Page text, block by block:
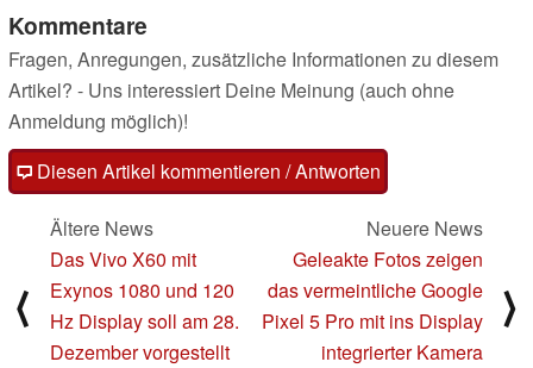
Kommentare
Fragen, Anregungen, zusätzliche Informationen zu diesem
Artikel? - Uns interessiert Deine Meinung (auch ohne
Anmeldung möglich)!
Diesen Artikel kommentieren / Antworten
⟨
Ältere News
Das Vivo X60 mit
Exynos 1080 und 120
Hz Display soll am 28.
Dezember vorgestellt
Neuere News
Geleakte Fotos zeigen
das vermeintliche Google
Pixel 5 Pro mit ins Display
integrierter Kamera
⟩